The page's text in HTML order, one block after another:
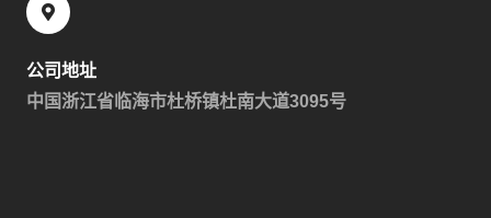
公司地址
中国浙江省临海市杜桥镇杜南大道3095号